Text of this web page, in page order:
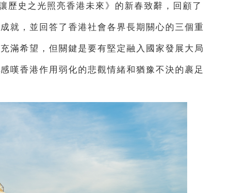
歷史之光照亮香港未來》的新春致辭，回顧了
就，並回答了香港社會各界長期關心的三個重
滿希望，但關鍵是要有堅定融入國家發展大局
嘆香港作用弱化的悲觀情緒和猶豫不決的裹足